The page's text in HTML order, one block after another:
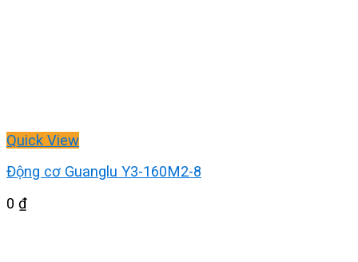
Quick View
Động cơ Guanglu Y3-160M2-8
0 ₫